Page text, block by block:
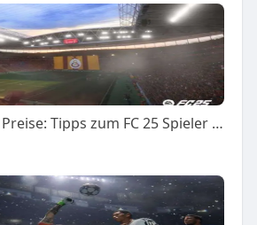
EA FC 25 Spieler Preise: Tipps zum FC 25 Spieler Kaufen und Optimieren Ihres Teams